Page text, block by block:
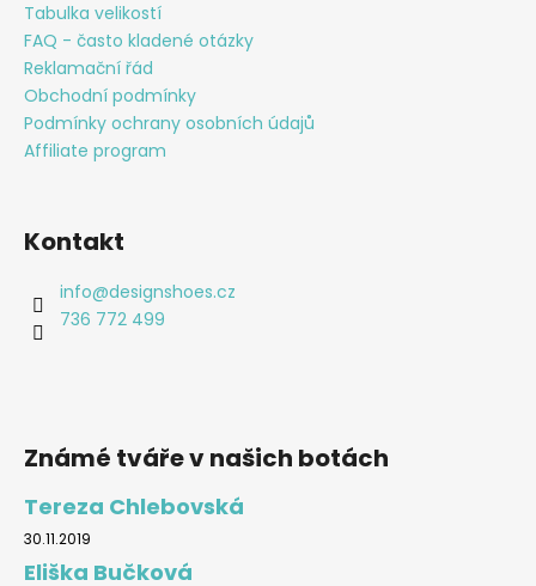
Tabulka velikostí
FAQ - často kladené otázky
Reklamační řád
Obchodní podmínky
Podmínky ochrany osobních údajů
Affiliate program
Kontakt
info@designshoes.cz
736 772 499
Známé tváře v našich botách
Tereza Chlebovská
30.11.2019
Eliška Bučková